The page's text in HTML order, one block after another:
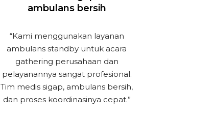
ambulans bersih
“Kami menggunakan layanan
ambulans standby untuk acara
gathering perusahaan dan
pelayanannya sangat profesional.
Tim medis sigap, ambulans bersih,
dan proses koordinasinya cepat.”